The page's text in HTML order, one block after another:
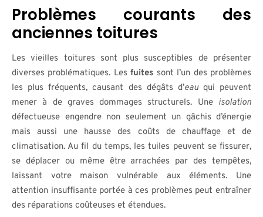
Problèmes courants des
anciennes toitures
Les vieilles toitures sont plus susceptibles de présenter
diverses problématiques. Lesfuites sont l’un des problèmes
les plus fréquents, causant des dégâts d’eauqui peuvent
mener à de graves dommages structurels. Une isolation
défectueuse engendre non seulement un gâchis d’énergie
mais aussi une hausse des coûts de chauffage et de
climatisation. Au fil du temps, les tuiles peuvent se fissurer,
se déplacer ou même être arrachées par des tempêtes,
laissant votre maison vulnérable aux éléments. Une
attention insuffisante portée à ces problèmes peut entraîner
des réparations coûteuses et étendues.